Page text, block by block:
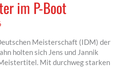
im P-Boot
Meisterschaft (IDM) der
holten sich Jens und Jannik
Mit durchweg starken